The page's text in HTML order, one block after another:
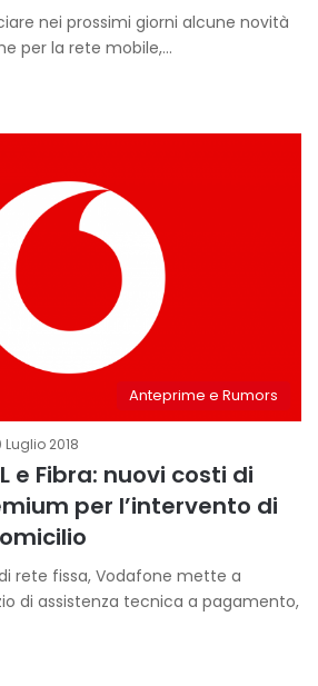
nei prossimi giorni alcune novità
per la rete mobile,…
Anteprime e Rumors
Luglio 2018
e Fibra: nuovi costi di
per l’intervento di
rete fissa, Vodafone mette a
di assistenza tecnica a pagamento,